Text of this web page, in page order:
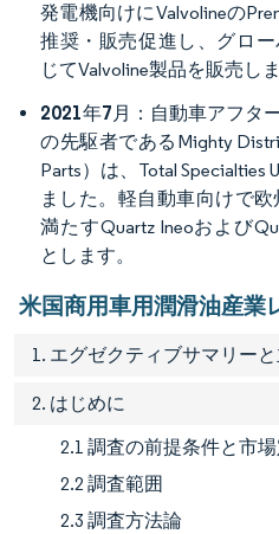
発電機向けにValvolineの
推奨・販売促進し、グロ
じてValvoline製品を販売しま
2021年7月 ：自動車アフタ
の先駆者であるMighty
Parts）は、Total Specialties
ました。軽自動車向けで
満たすQuartz Ineoおよび
とします。
米国商用車用潤滑油産業
1. エグゼクティブサマリー
2. はじめに
2.1 調査の前提条件と市
2.2 調査範囲
2.3 調査方法論